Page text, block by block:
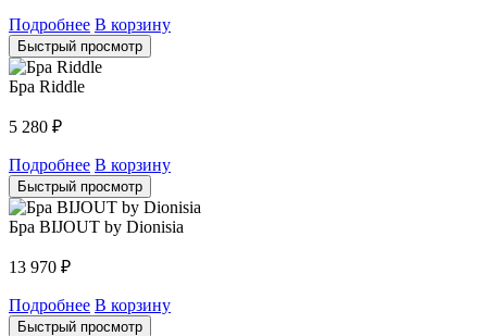
Подробнее В корзину
Быстрый просмотр
Бра Riddle
5 280 ₽
Подробнее В корзину
Быстрый просмотр
Бра BIJOUT by Dionisia
13 970 ₽
Подробнее В корзину
Быстрый просмотр